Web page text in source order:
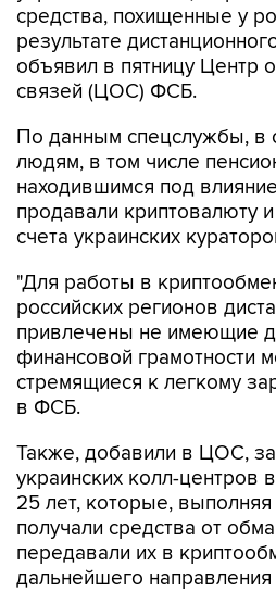
средства, похищенные у
результате
объявил в пятницу Центр
связей (ЦОС) ФСБ.
По данным спецслужбы, в
людям, в том числе
находившимся под
продавали криптовалюту
счета украинских
"Для работы в
российских регионов
привлечены не имеющие
финансовой грамотности
стремящиеся к легкому
в ФСБ.
Также, добавили в ЦОС,
украинских колл-центров
25 лет, которые,
получали средства от
передавали их в
дальнейшего направления